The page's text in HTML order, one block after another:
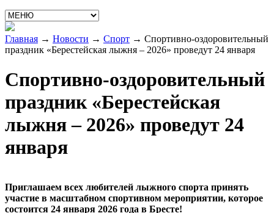
Главная → Новости → Спорт → Спортивно-оздоровительный
праздник «Берестейская лыжня – 2026» проведут 24 января
Спортивно-оздоровительный
праздник «Берестейская
лыжня – 2026» проведут 24
января
Приглашаем всех любителей лыжного спорта принять
участие в масштабном спортивном мероприятии, которое
состоится 24 января 2026 года в Бресте!